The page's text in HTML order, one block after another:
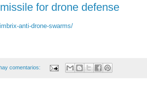
for drone defense
anti-drone-swarms/
comentarios: